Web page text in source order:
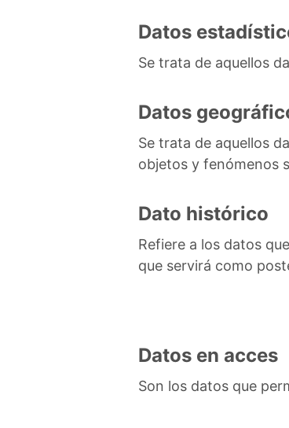
Datos
Se trata de aquellos
Datos
Se trata de aquellos
objetos y fenómenos
Dato histórico
Refiere a los datos
que servirá como
Datos en acces
Son los datos que